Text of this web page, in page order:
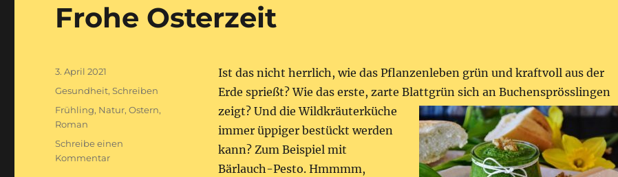
Frohe Osterzeit
Ist das nicht herrlich, wie das Pflanzenleben grün und kraftvoll aus der
Erde sprießt? Wie das erste, zarte Blattgrün sich an Buchensprösslingen
zeigt?Und die Wildkräuterküche
immer üppiger bestückt werden
kann? Zum Beispiel mit
Bärlauch-Pesto. Hmmmm,
Veröffentlicht
3. April 2021
Kategorien
Gesundheit,Schreiben
Schlagwörter
Frühling, Natur,Ostern,
Roman
Schreibe einen
Kommentarzu